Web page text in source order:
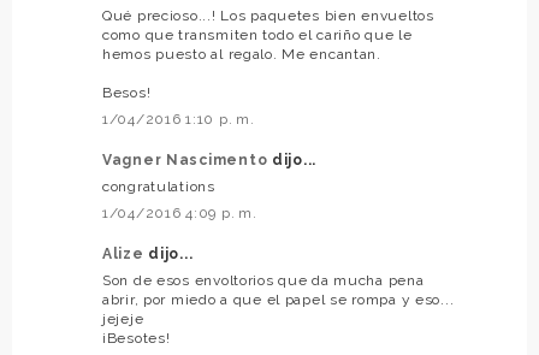
Qué precioso...! Los paquetes bien envueltos
como que transmiten todo el cariño que le
hemos puesto al regalo. Me encantan.
Besos!
1/04/2016 1:10 p. m.
Vagner Nascimento dijo...
congratulations
1/04/2016 4:09 p. m.
Alize dijo...
Son de esos envoltorios que da mucha pena
abrir, por miedo a que el papel se rompa y eso...
jejeje
¡Besotes!